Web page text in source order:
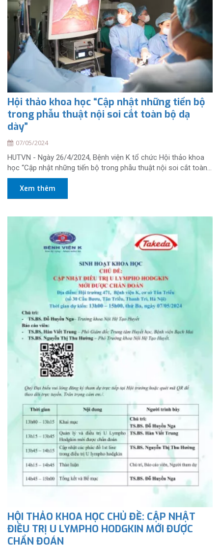
Hội thảo khoa học “Cập nhật những tiến bộ
trong phẫu thuật nội soi cắt toàn bộ dạ
dày”
07/05/2024
HUTVN - Ngày 26/4/2024, Bệnh viện K tổ chức Hội thảo khoa
học “Cập nhật những tiến bộ trong phẫu thuật nội soi cắt toàn...
Xem thêm
HỘI THẢO KHOA HỌC CHỦ ĐỀ: CẬP NHẬT
ĐIỀU TRỊ U LYMPHO HODGKIN MỚI ĐƯỢC
CHẨN ĐOÁN